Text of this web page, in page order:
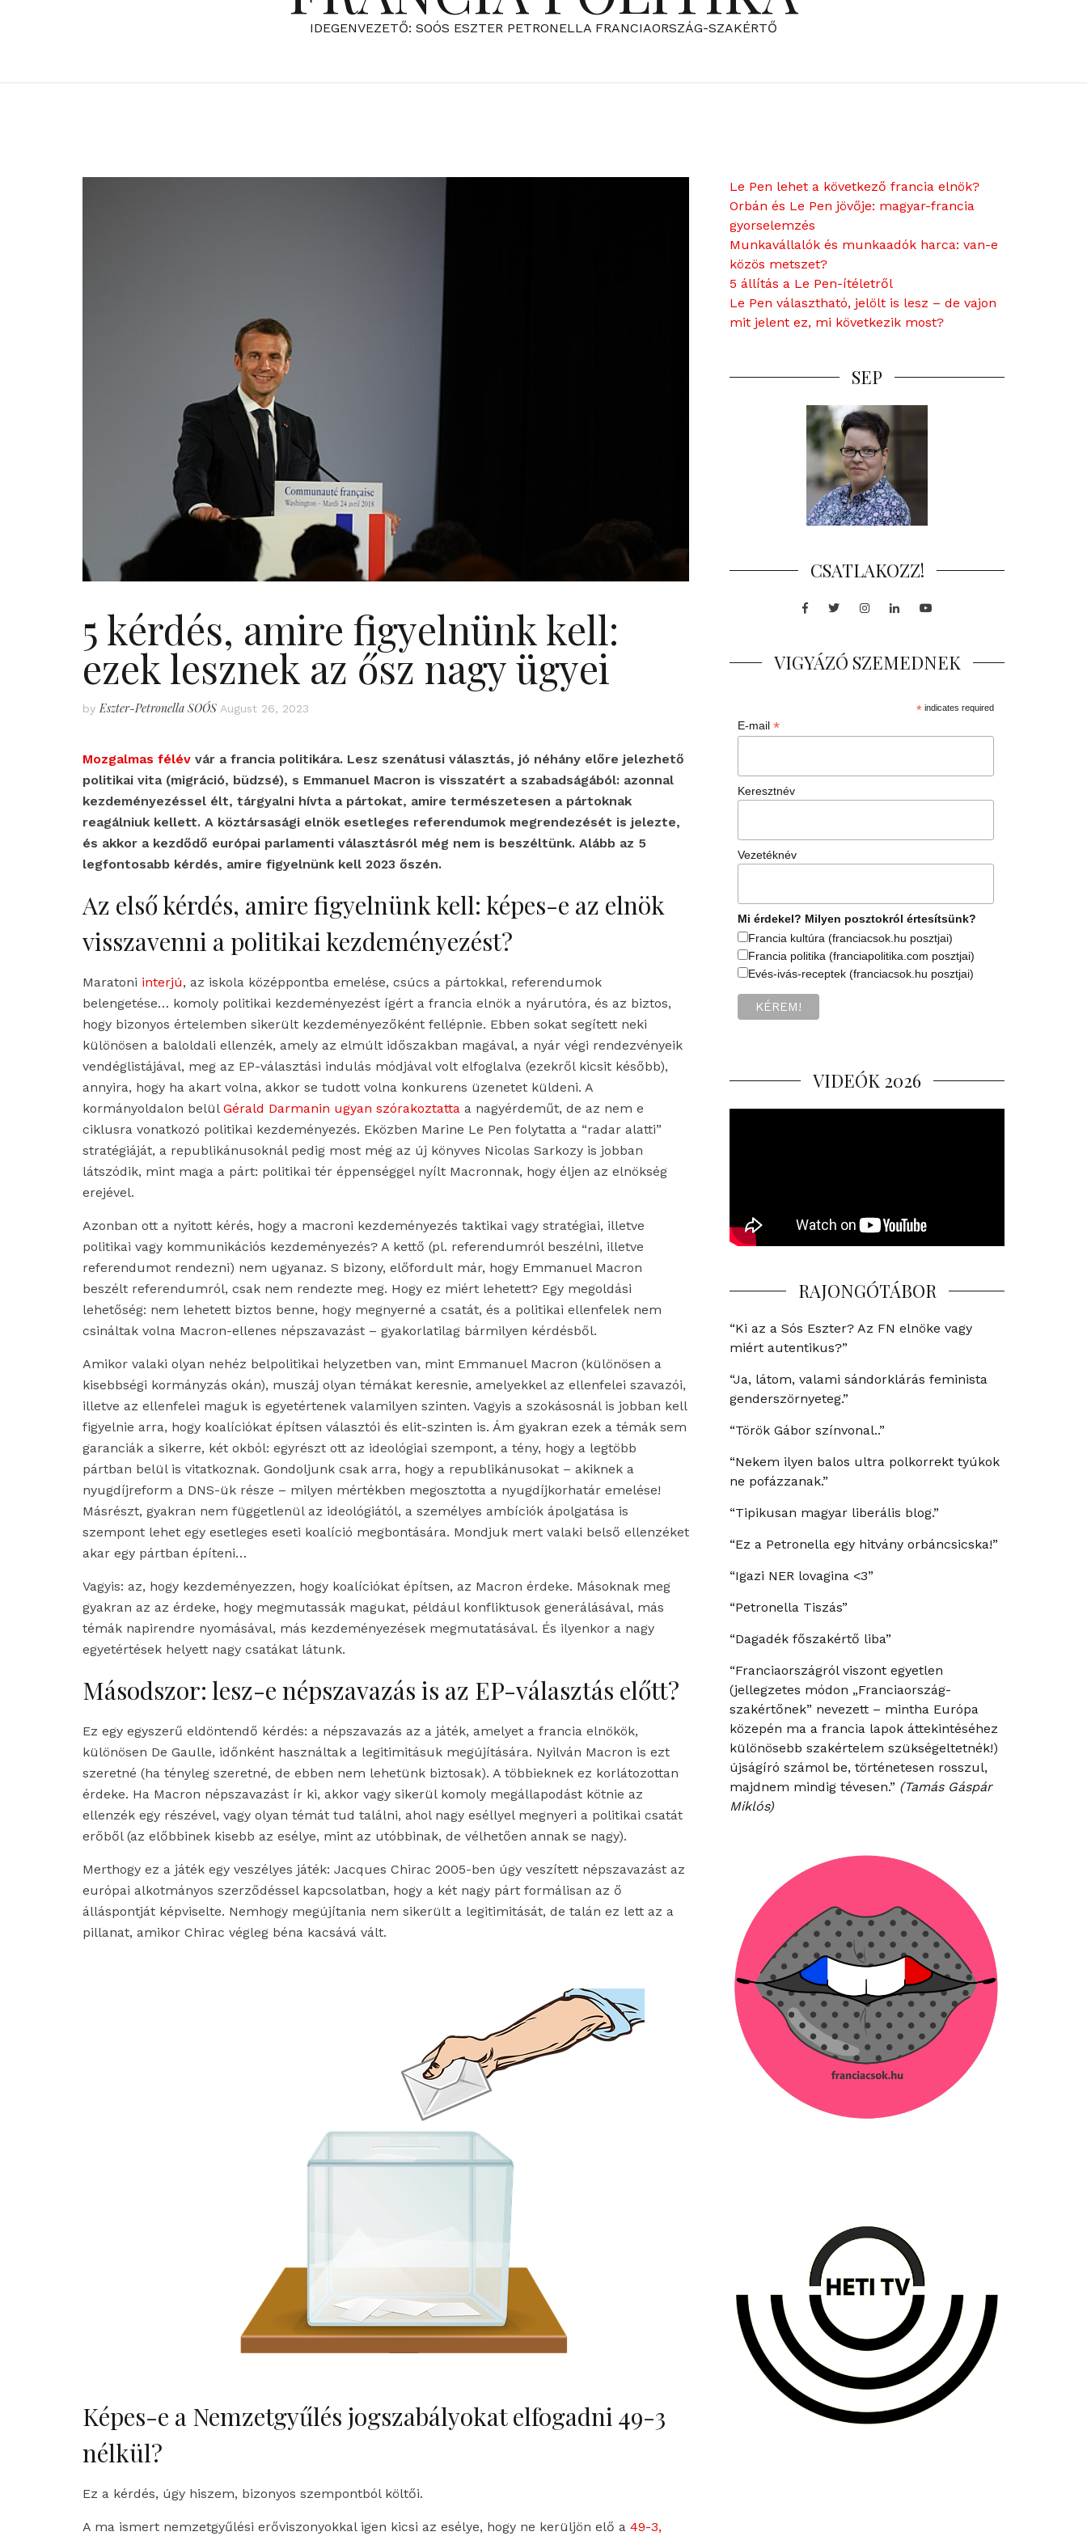
IDEGENVEZETŐ: SOÓS ESZTER PETRONELLA FRANCIAORSZÁG-SZAKÉRTŐ
5 kérdés, amire figyelnünk kell:
ezek lesznek az ősz nagy ügyei
byEszter-Petronella SOÓS August 26, 2023
Mozgalmas félév vár a francia politikára. Lesz szenátusi választás, jó néhány előre jelezhető
politikai vita (migráció, büdzsé), s Emmanuel Macron is visszatért a szabadságából: azonnal
kezdeményezéssel élt, tárgyalni hívta a pártokat, amire természetesen a pártoknak
reagálniuk kellett. A köztársasági elnök esetleges referendumok megrendezését is jelezte,
és akkor a kezdődő európai parlamenti választásról még nem is beszéltünk. Alább az 5
legfontosabb kérdés, amire figyelnünk kell 2023 őszén.
Az első kérdés, amire figyelnünk kell: képes-e az elnök
visszavenni a politikai kezdeményezést?
Maratoni interjú, az iskola középpontba emelése, csúcs a pártokkal, referendumok
belengetése… komoly politikai kezdeményezést ígért a francia elnök a nyárutóra, és az biztos,
hogy bizonyos értelemben sikerült kezdeményezőként fellépnie. Ebben sokat segített neki
különösen a baloldali ellenzék, amely az elmúlt időszakban magával, a nyár végi rendezvényeik
vendéglistájával, meg az EP-választási indulás módjával volt elfoglalva (ezekről kicsit később),
annyira, hogy ha akart volna, akkor se tudott volna konkurens üzenetet küldeni. A
kormányoldalon belül Gérald Darmanin ugyan szórakoztatta a nagyérdeműt, de az nem e
ciklusra vonatkozó politikai kezdeményezés. Eközben Marine Le Pen folytatta a “radar alatti”
stratégiáját, a republikánusoknál pedig most még az új könyves Nicolas Sarkozy is jobban
látszódik, mint maga a párt: politikai tér éppenséggel nyílt Macronnak, hogy éljen az elnökség
erejével.
Azonban ott a nyitott kérés, hogy a macroni kezdeményezés taktikai vagy stratégiai, illetve
politikai vagy kommunikációs kezdeményezés? A kettő (pl. referendumról beszélni, illetve
referendumot rendezni) nem ugyanaz. S bizony, előfordult már, hogy Emmanuel Macron
beszélt referendumról, csak nem rendezte meg. Hogy ez miért lehetett? Egy megoldási
lehetőség: nem lehetett biztos benne, hogy megnyerné a csatát, és a politikai ellenfelek nem
csináltak volna Macron-ellenes népszavazást – gyakorlatilag bármilyen kérdésből.
Amikor valaki olyan nehéz belpolitikai helyzetben van, mint Emmanuel Macron (különösen a
kisebbségi kormányzás okán), muszáj olyan témákat keresnie, amelyekkel az ellenfelei szavazói,
illetve az ellenfelei maguk is egyetértenek valamilyen szinten. Vagyis a szokásosnál is jobban kell
figyelnie arra, hogy koalíciókat építsen választói és elit-szinten is. Ám gyakran ezek a témák sem
garanciák a sikerre, két okból: egyrészt ott az ideológiai szempont, a tény, hogy a legtöbb
pártban belül is vitatkoznak. Gondoljunk csak arra, hogy a republikánusokat – akiknek a
nyugdíjreform a DNS-ük része – milyen mértékben megosztotta a nyugdíjkorhatár emelése!
Másrészt, gyakran nem függetlenül az ideológiától, a személyes ambíciók ápolgatása is
szempont lehet egy esetleges eseti koalíció megbontására. Mondjuk mert valaki belső ellenzéket
akar egy pártban építeni…
Vagyis: az, hogy kezdeményezzen, hogy koalíciókat építsen, az Macron érdeke. Másoknak meg
gyakran az az érdeke, hogy megmutassák magukat, például konfliktusok generálásával, más
témák napirendre nyomásával, más kezdeményezések megmutatásával. És ilyenkor a nagy
egyetértések helyett nagy csatákat látunk.
Másodszor: lesz-e népszavazás is az EP-választás előtt?
Ez egy egyszerű eldöntendő kérdés: a népszavazás az a játék, amelyet a francia elnökök,
különösen De Gaulle, időnként használtak a legitimitásuk megújítására. Nyilván Macron is ezt
szeretné (ha tényleg szeretné, de ebben nem lehetünk biztosak). A többieknek ez korlátozottan
érdeke. Ha Macron népszavazást ír ki, akkor vagy sikerül komoly megállapodást kötnie az
ellenzék egy részével, vagy olyan témát tud találni, ahol nagy eséllyel megnyeri a politikai csatát
erőből (az előbbinek kisebb az esélye, mint az utóbbinak, de vélhetően annak se nagy).
Merthogy ez a játék egy veszélyes játék: Jacques Chirac 2005-ben úgy veszített népszavazást az
európai alkotmányos szerződéssel kapcsolatban, hogy a két nagy párt formálisan az ő
álláspontját képviselte. Nemhogy megújítania nem sikerült a legitimitását, de talán ez lett az a
pillanat, amikor Chirac végleg béna kacsává vált.
Képes-e a Nemzetgyűlés jogszabályokat elfogadni 49-3
nélkül?
Ez a kérdés, úgy hiszem, bizonyos szempontból költői.
A ma ismert nemzetgyűlési erőviszonyokkal igen kicsi az esélye, hogy ne kerüljön elő a 49-3,
Le Pen lehet a következő francia elnök?
Orbán és Le Pen jövője: magyar-francia
gyorselemzés
Munkavállalók és munkaadók harca: van-e
közös metszet?
5 állítás a Le Pen-ítéletről
Le Pen választható, jelölt is lesz – de vajon
mit jelent ez, mi következik most?
SEP
CSATLAKOZZ!
Facebook
TwitterInstagram
LinkedInYoutube
VIGYÁZÓ SZEMEDNEK
*indicates required
E-mail*
Keresztnév
Vezetéknév
Mi érdekel? Milyen posztokról értesítsünk?
Francia kultúra (franciacsok.hu posztjai)
Francia politika (franciapolitika.com posztjai)
Evés-ivás-receptek (franciacsok.hu posztjai)
VIDEÓK 2026
RAJONGÓTÁBOR
“Ki az a Sós Eszter? Az FN elnöke vagy
miért autentikus?”
“Ja, látom, valami sándorklárás feminista
genderszörnyeteg.”
“Török Gábor színvonal..”
“Nekem ilyen balos ultra polkorrekt tyúkok
ne pofázzanak.”
“Tipikusan magyar liberális blog.”
“Ez a Petronella egy hitvány orbáncsicska!”
“Igazi NER lovagina <3”
“Petronella Tiszás”
“Dagadék főszakértő liba”
“Franciaországról viszont egyetlen
(jellegzetes módon „Franciaország-
szakértőnek” nevezett – mintha Európa
közepén ma a francia lapok áttekintéséhez
különösebb szakértelem szükségeltetnék!)
újságíró számol be, történetesen rosszul,
majdnem mindig tévesen.” (Tamás Gáspár
Miklós)